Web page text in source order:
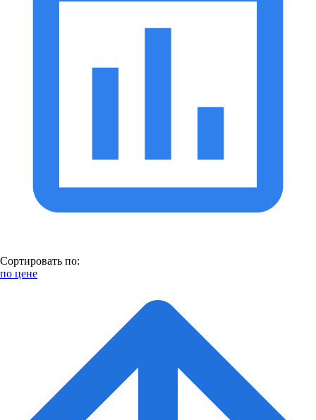
Сортировать по:
по цене